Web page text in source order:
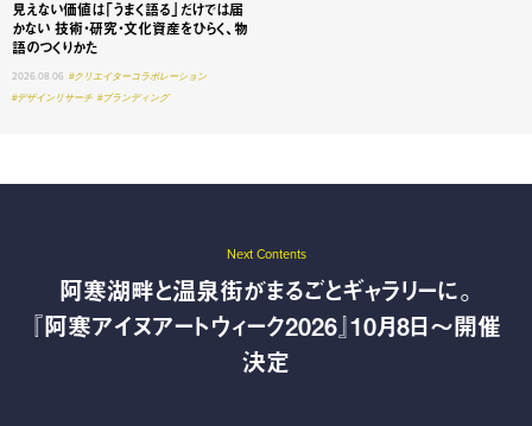
見えない価値は「うまく語る」だけでは届
かない 技術・研究・文化資産をひらく、物
語のつくりかた
2026.08.06 #クリエイターコラボレーション
#デザインリサーチ #ブランディング
Next Contents
阿寒湖畔と温泉街がまるごとギャラリーに。
『阿寒アイヌアートウィーク2026』10月8日〜開催
決定